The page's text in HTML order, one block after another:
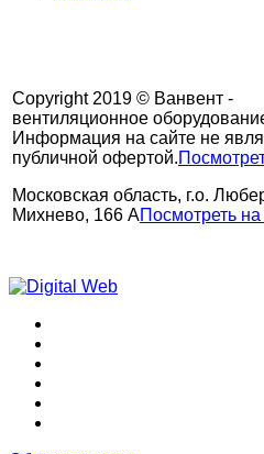
Copyright 2019 © Ванвент -
вентиляционное
Информация на сайте не
публичной офертой.
Московская область, г.о.
Михнево, 166 АПосмотреть на